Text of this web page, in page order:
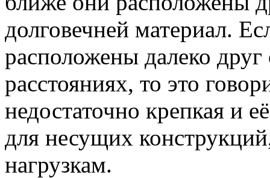
долговечней материал.
расположены далеко
расстояниях, то это
недостаточно крепкая и
для несущих
нагрузкам.